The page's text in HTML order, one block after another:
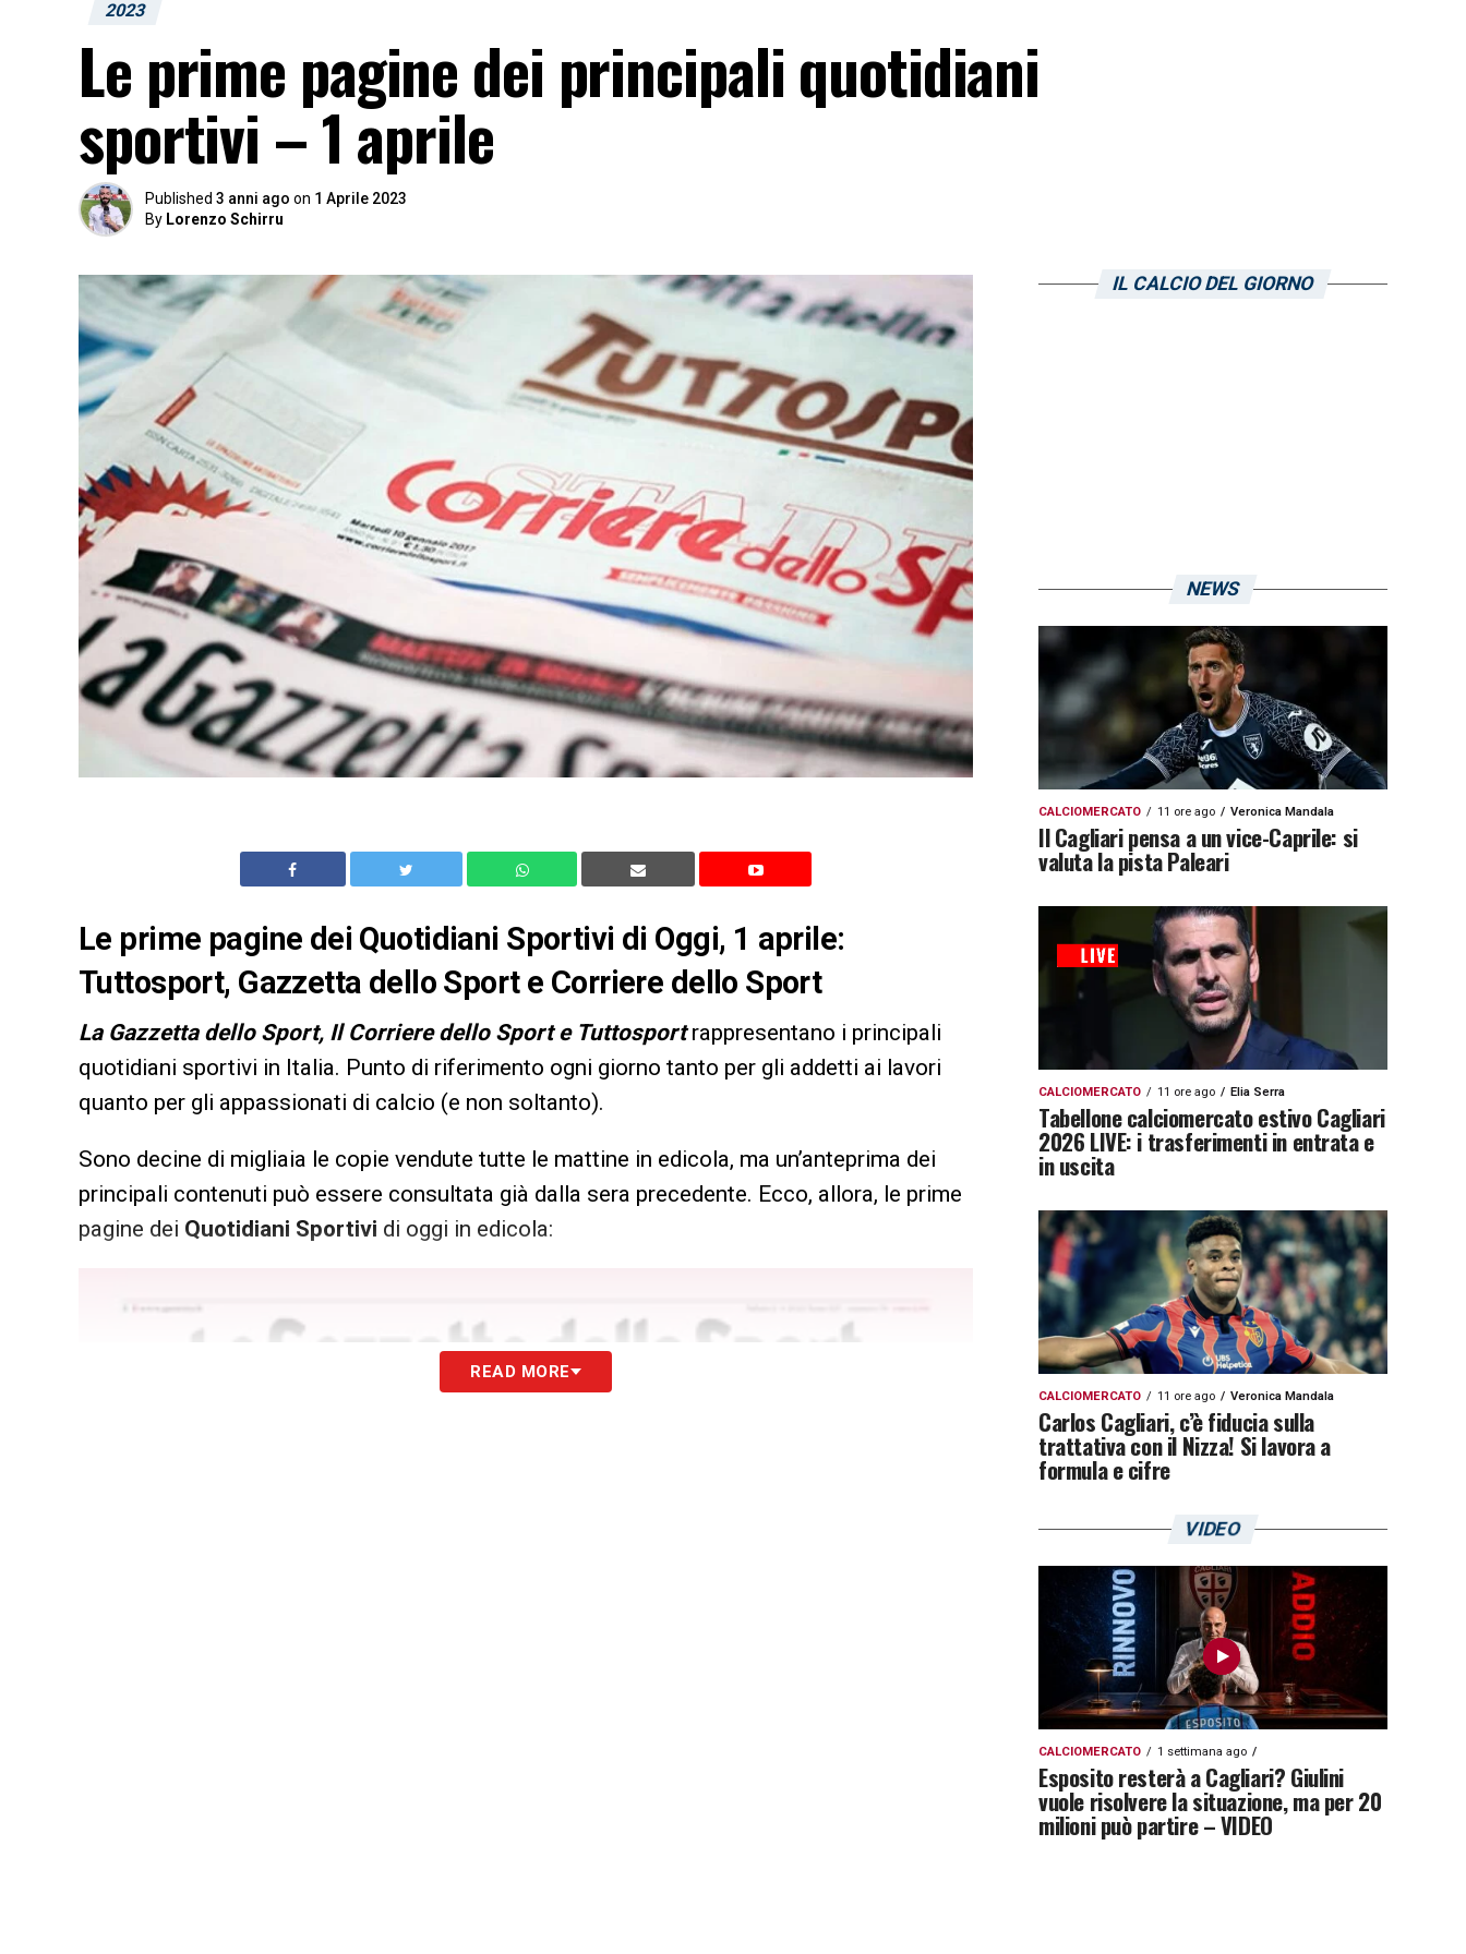
2023
Le prime pagine dei principali quotidiani
sportivi – 1 aprile
Published 3 anni ago on 1 Aprile 2023
By Lorenzo Schirru
Le prime pagine dei Quotidiani Sportivi di Oggi, 1 aprile:
Tuttosport, Gazzetta dello Sport e Corriere dello Sport
La Gazzetta dello Sport, Il Corriere dello Sport e Tuttosportrappresentano i principali
quotidiani sportivi in Italia. Punto di riferimento ogni giorno tanto per gli addetti ai lavori
quanto per gli appassionati di calcio (e non soltanto).
Sono decine di migliaia le copie vendute tutte le mattine in edicola, ma un’anteprima dei
principali contenuti può essere consultata già dalla sera precedente. Ecco, allora, le prime
pagine dei Quotidiani Sportivi di oggi in edicola:
READ MORE
IL CALCIO DEL GIORNO
NEWS
CALCIOMERCATO 11 ore ago Veronica Mandala
Il Cagliari pensa a un vice-Caprile: si
valuta la pista Paleari
CALCIOMERCATO 11 ore ago Elia Serra
Tabellone calciomercato estivo Cagliari
2026 LIVE: i trasferimenti in entrata e
in uscita
CALCIOMERCATO 11 ore ago Veronica Mandala
Carlos Cagliari, c’è fiducia sulla
trattativa con il Nizza! Si lavora a
formula e cifre
VIDEO
CALCIOMERCATO 1 settimana ago
Esposito resterà a Cagliari? Giulini
vuole risolvere la situazione, ma per 20
milioni può partire – VIDEO